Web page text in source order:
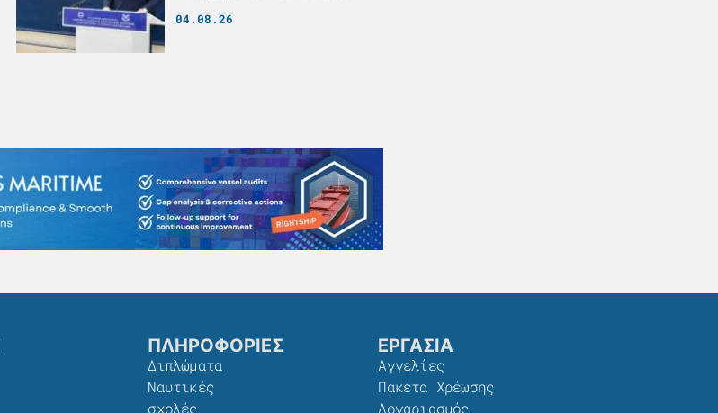
04.08.26
ΠΛΗΡΟΦΟΡΙΕΣ
Διπλώματα
Ναυτικές
σχολές
ΕΡΓΑΣΙΑ
Αγγελίες
Πακέτα Χρέωσης​
Λογαριασμός